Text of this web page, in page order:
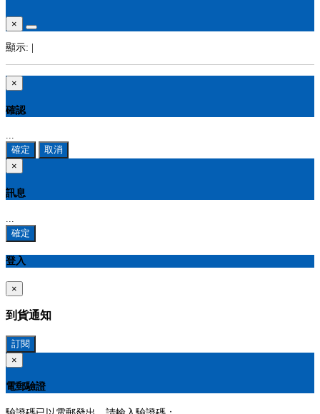
×
顯示:
×
確認
...
確定
取消
×
訊息
確定
登入
×
到貨通知
訂閱
×
電郵驗證